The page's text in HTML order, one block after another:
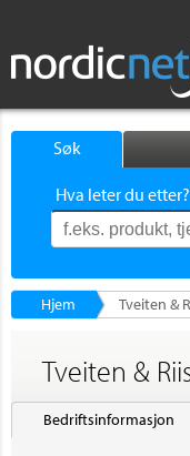
Søk
Hva leter du etter?
Hjem Tveiten &
Tveiten &
Bedriftsinformasjon